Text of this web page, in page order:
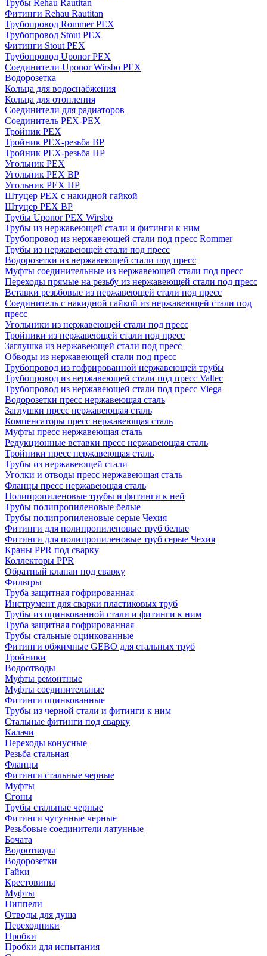
Трубы Rehau Rautitan
Фитинги Rehau Rautitan
Трубопровод Rommer PEX
Трубопровод Stout PEX
Фитинги Stout PEX
Трубопровод Uponor PEX
Соединители Uponor Wirsbo PEX
Водорозетка
Кольца для водоснабжения
Кольца для отопления
Соединители для радиаторов
Соединитель PEX-PEX
Тройник PEX
Тройник PEX-резьба ВР
Тройник PEX-резьба НР
Угольник PEX
Угольник PEX ВР
Угольник PEX НР
Штуцер PEX c накидной гайкой
Штуцер PEX ВР
Трубы Uponor PEX Wirsbo
Трубы из нержавеющей стали и фитинги к ним
Трубопровод из нержавеющей стали под пресс Rommer
Трубы из нержавеющей стали под пресс
Водорозетки из нержавеющей стали под пресс
Муфты соединительные из нержавеющей стали под пресс
Переходы прямые на резьбу из нержавеющей стали под пресс
Вставки резьбовые из нержавеющей стали под пресс
Соединитель с накидной гайкой из нержавеющей стали под
пресс
Угольники из нержавеющей стали под пресс
Тройники из нержавеющей стали под пресс
Заглушка из нержавеющей стали под пресс
Обводы из нержавеющей стали под пресс
Трубопровод из гофрированной нержавеющей трубы
Трубопровод из нержавеющей стали под пресс Valtec
Трубопровод из нержавеющей стали под пресс Viega
Водорозетки пресс нержавеющая сталь
Заглушки пресс нержавеющая сталь
Компенсаторы пресс нержавеющая сталь
Муфты пресс нержавеющая сталь
Редукционные вставки пресс нержавеющая сталь
Тройники пресс нержавеющая сталь
Трубы из нержавеющей стали
Уголки и отводы пресс нержавеющая сталь
Фланцы пресс нержавеющая сталь
Полипропиленовые трубы и фитинги к ней
Трубы полипропиленовые белые
Трубы полипропиленовые серые Чехия
Фитинги для полипропиленовые труб белые
Фитинги для полипропиленовые труб серые Чехия
Краны PPR под сварку
Коллекторы PPR
Обратный клапан под сварку
Фильтры
Труба защитная гофрированная
Инструмент для сварки пластиковых труб
Трубы из оцинкованной стали и фитинги к ним
Труба защитная гофрированная
Трубы стальные оцинкованные
Фитинги обжимные GEBO для стальных труб
Тройники
Водоотводы
Муфты ремонтные
Муфты соединительные
Фитинги оцинкованные
Трубы из черной стали и фитинги к ним
Стальные фитинги под сварку
Калачи
Переходы конусные
Резьба стальная
Фланцы
Фитинги стальные черные
Муфты
Сгоны
Трубы стальные черные
Фитинги чугунные черные
Резьбовые соединители латунные
Бочата
Водоотводы
Водорозетки
Гайки
Крестовины
Муфты
Ниппели
Отводы для душа
Переходники
Пробки
Пробки для испытания